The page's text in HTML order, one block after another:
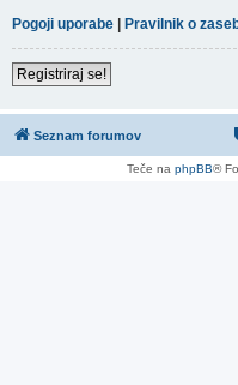
Pogoji uporabe | Pravilnik o
Registriraj se!
Seznam forumov
Teče na phpBB®